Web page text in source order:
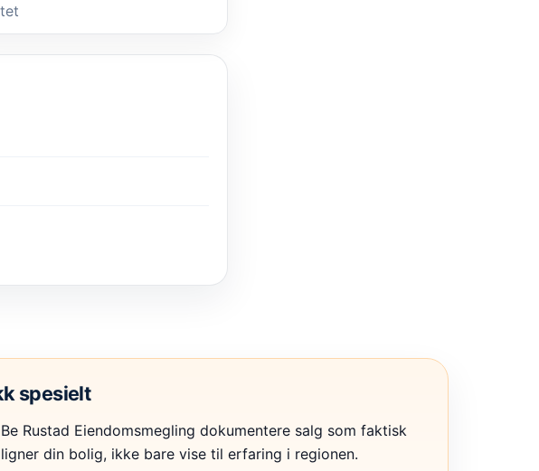
spesielt
Be Rustad Eiendomsmegling dokumentere salg som faktisk
ligner din bolig, ikke bare vise til erfaring i regionen.